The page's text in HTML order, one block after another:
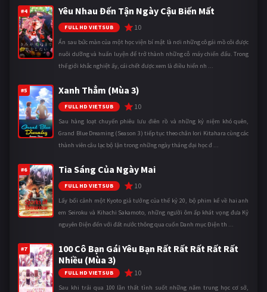
#4 Yêu Nhau Đến Tận Ngày Cậu Biến Mất
FULL HD VIETSUB 10
Ẩn sau bức màn của một học viện bí mật là nơi những cô gái mồ côi được
nuôi dưỡng và huấn luyện để trở thành những cỗ máy chiến đấu. Trong
thế giới khắc nghiệt ấy, cái chết được xem là điều hiển nh ...
#5 Xanh Thẳm (Mùa 3)
FULL HD VIETSUB 10
Sau hàng loạt chuyến phiêu lưu điên rồ và những kỷ niệm khó quên,
Grand Blue Dreaming (Season 3) tiếp tục theo chân Iori Kitahara cùng các
thành viên câu lạc bộ lặn trong những ngày tháng đại học đ ...
#6 Tia Sáng Của Ngày Mai
FULL HD VIETSUB 10
Lấy bối cảnh một Kyoto giả tưởng của thế kỷ 20, bộ phim kể về hai anh
em Seiroku và Kihachi Sakamoto, những người ôm ấp khát vọng đưa Kỷ
nguyên Điện đến với đất nước thông qua cuốn Danh mục Điện th ...
#7
100 Cô Bạn Gái Yêu Bạn Rất Rất Rất Rất Rất
Nhiều (Mùa 3)
FULL HD VIETSUB 10
Sau khi trải qua 100 lần thất tình suốt những năm trung học cơ sở,